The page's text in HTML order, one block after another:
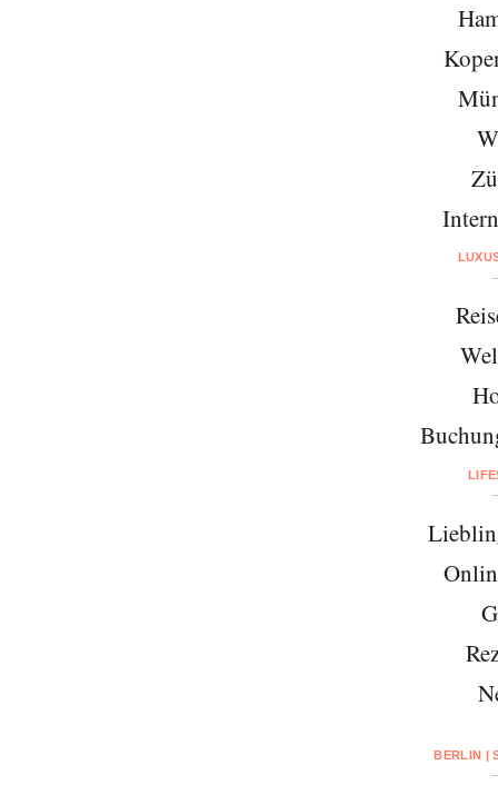
BERLIN |